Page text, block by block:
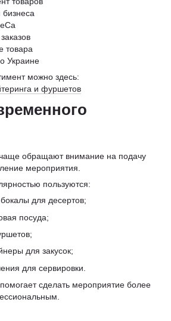
товара
Украине
можно здесь:
и фуршетов
обращают внимание на подачу
мероприятия.
пользуются:
для десертов;
посуда;
для закусок;
для сервировки.
сделать мероприятие более